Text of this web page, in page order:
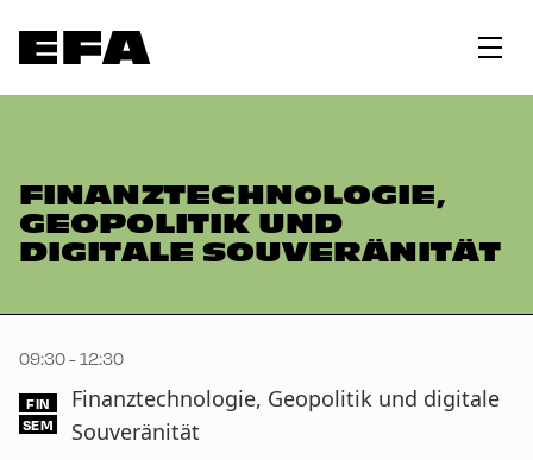
FINANZTECHNOLOGIE,
GEOPOLITIK UND
DIGITALE SOUVERÄNITÄT
09:30 - 12:30
FIN
SEM
Finanztechnologie, Geopolitik und digitale
Souveränität